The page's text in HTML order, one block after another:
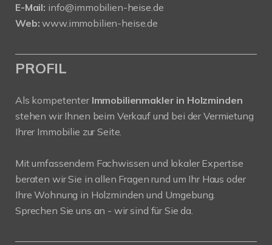
E-Mail: info@immobilien-heise.de
Web: www.immobilien-heise.de
PROFIL
Als kompetenter Immobilienmakler in Holzminden
stehen wir Ihnen beim Verkauf und bei der Vermietung
Ihrer Immobilie zur Seite.
Mit umfassendem Fachwissen und lokaler Expertise
beraten wir Sie in allen Fragen rund um Ihr Haus oder
Ihre Wohnung in Holzminden und Umgebung.
Sprechen Sie uns an - wir sind für Sie da.